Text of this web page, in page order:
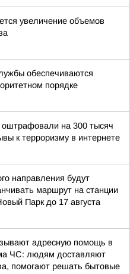
увеличение объемов
обеспечиваются
порядке
на 300 тысяч
к терроризму в интернете
направления будут
маршрут на станции
Парк до 17 августа
адресную помощь в
ЧС: людям доставляют
помогают решать бытовые